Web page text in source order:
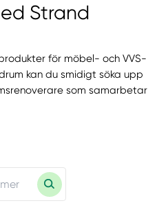
Strand
för möbel- och VVS-
kan du smidigt söka upp
som samarbetar